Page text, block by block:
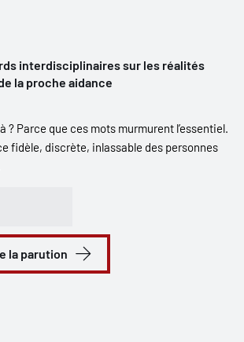
interdisciplinaires sur les réalités
la proche aidance
? Parce que ces mots murmurent l’essentiel.
fidèle, discrète, inlassable des personnes
la parution